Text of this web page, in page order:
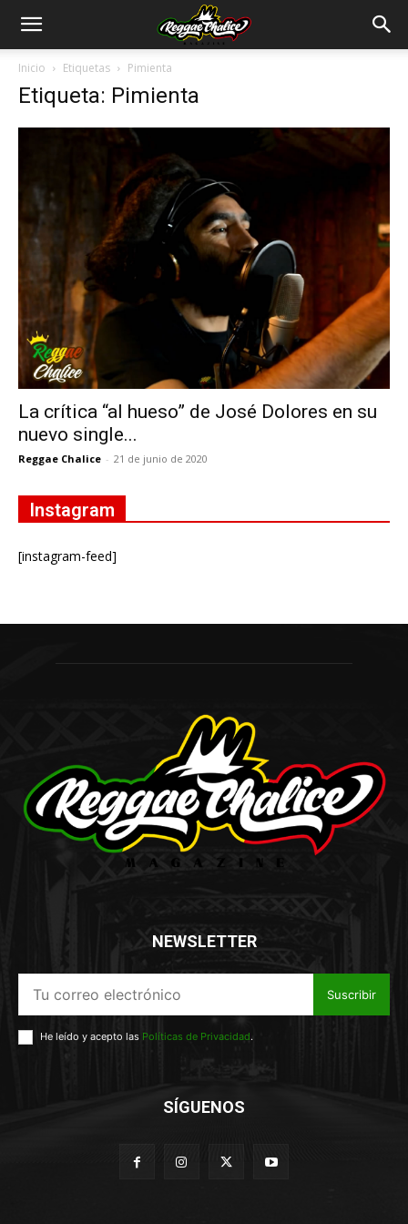
Inicio Etiquetas Pimienta
Etiqueta: Pimienta
La crítica “al hueso” de José Dolores en su
nuevo single...
Reggae Chalice - 21 de junio de 2020
Instagram
[instagram-feed]
NEWSLETTER
Suscribir
He leído y acepto las Políticas de Privacidad.
SÍGUENOS